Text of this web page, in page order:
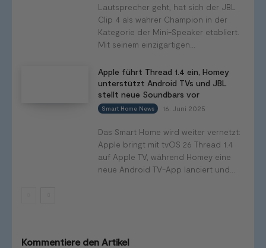
Lautsprecher geht, hat sich der JBL
Clip 4 als wahrer Champion in der
Kategorie der Mini-Speaker etabliert.
Mit seinem einzigartigen...
Apple führt Thread 1.4 ein, Homey
unterstützt Android TVs und JBL
stellt neue Soundbars vor
Smart Home News 16. Juni 2025
Das Smart Home wird weiter vernetzt:
Apple bringt mit tvOS 26 Thread 1.4
auf Apple TV, während Homey eine
neue Android TV-App lanciert und...
Kommentiere den Artikel